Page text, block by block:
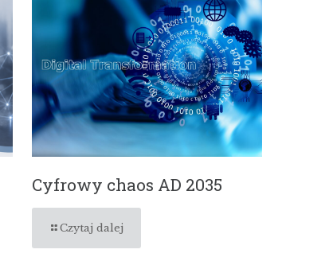
Cyfrowy chaos AD 2035
Czytaj dalej